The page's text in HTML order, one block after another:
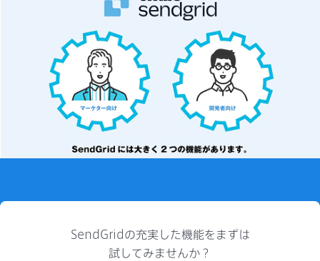
SendGridの充実した機能をまずは
試してみませんか？